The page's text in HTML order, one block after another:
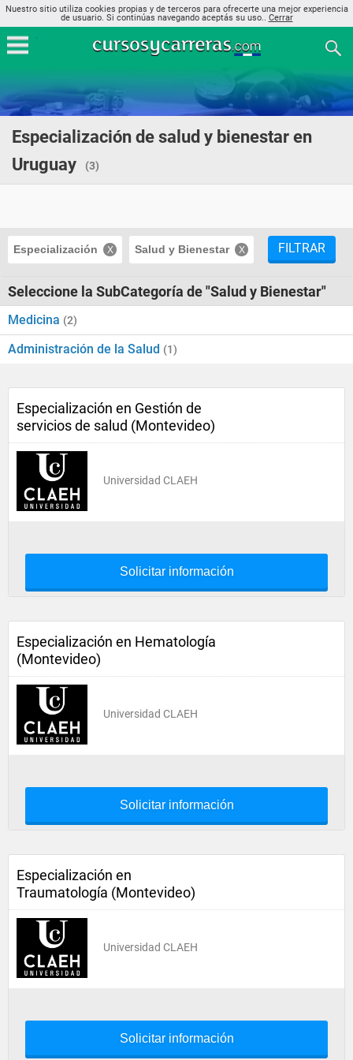
Nuestro sitio utiliza cookies propias y de terceros para ofrecerte una mejor experiencia
de usuario. Si continúas navegando aceptás su uso.. Cerrar
Especialización de salud y bienestar en
Uruguay
(3)
Especialización Salud y Bienestar FILTRAR
Seleccione la SubCategoría de "Salud y Bienestar"
Medicina (2)
Administración de la Salud (1)
Especialización en Gestión de
servicios de salud (Montevideo)
Universidad CLAEH
Solicitar información
Especialización en Hematología
(Montevideo)
Universidad CLAEH
Solicitar información
Especialización en
Traumatología (Montevideo)
Universidad CLAEH
Solicitar información